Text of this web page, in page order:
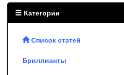
Категории
Список статей
Бриллианты